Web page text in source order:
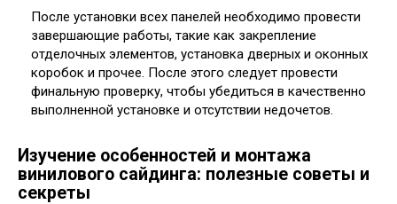
После установки всех панелей необходимо провести
завершающие работы, такие как закрепление
отделочных элементов, установка дверных и оконных
коробок и прочее. После этого следует провести
финальную проверку, чтобы убедиться в качественно
выполненной установке и отсутствии недочетов.
Изучение особенностей и монтажа
винилового сайдинга: полезные советы и
секреты